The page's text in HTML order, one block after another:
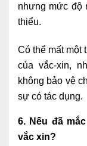
nhưng mức độ
thiểu.
Có thể mất một
của vắc-xin,
không bảo vệ
sự có tác dụng.
6. Nếu đã
vắc xin?